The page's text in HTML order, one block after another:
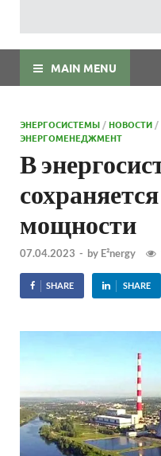
MAIN MENU
ЭНЕРГОСИСТЕМЫ /НОВОСТИ /
ЭНЕРГОМЕНЕДЖМЕНТ
В
мощности
07.04.2023 - by E²nergy
SHARE SHARE